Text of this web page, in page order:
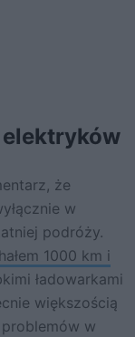
że
w
podróży.
1000 km i
ładowarkami
większością
w